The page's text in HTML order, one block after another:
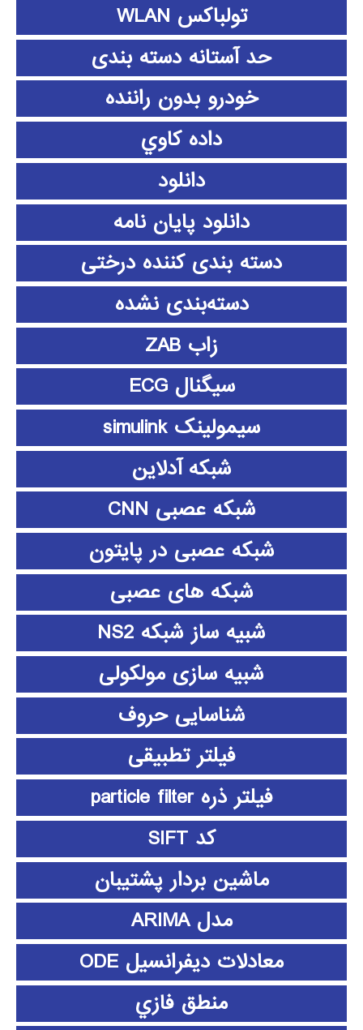
تولباکس WLAN
حد آستانه دسته بندی
خودرو بدون راننده
داده كاوي
دانلود
دانلود پايان نامه
دسته بندی کننده درختی
دسته‌بندی نشده
زاب ZAB
سیگنال ECG
سیمولینک simulink
شبکه آدلاین
شبکه عصبی CNN
شبکه عصبی در پایتون
شبکه های عصبی
شبیه ساز شبکه NS2
شبیه سازی مولکولی
شناسایی حروف
فیلتر تطبیقی
فیلتر ذره particle filter
کد SIFT
ماشین بردار پشتیبان
مدل ARIMA
معادلات دیفرانسیل ODE
منطق فازي